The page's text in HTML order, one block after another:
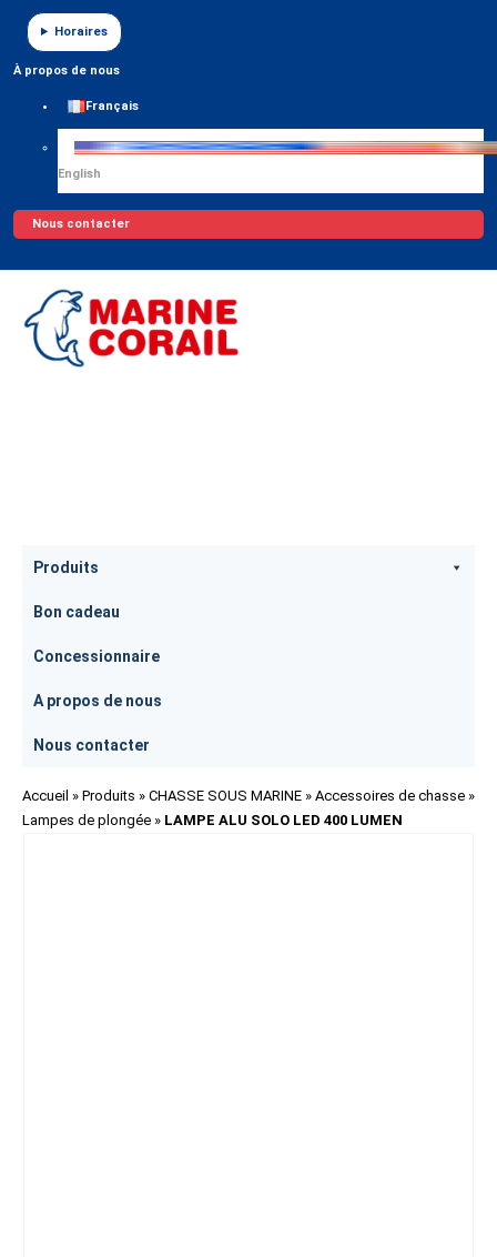
Horaires
À propos de nous
Français
English
Nous contacter
Produits
Bon cadeau
Concessionnaire
A propos de nous
Nous contacter
Accueil » Produits » CHASSE SOUS MARINE » Accessoires de chasse »
Lampes de plongée » LAMPE ALU SOLO LED 400 LUMEN
Panneau de gestion des cookies